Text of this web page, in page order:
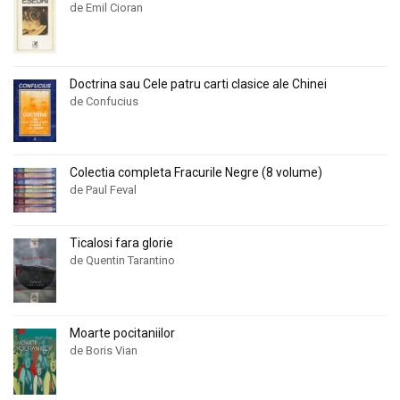
Max Gallo
Mehmet Ali Ekrem
Michael A. Palmer
Michel Balard
Michel Senellart
Mihai Albu
Mihai Eminescu
Mihai Gheorghe Andries
Mihai Martis
Mihai Oprițescu
Mihai Ungheanu
Max Gallo
Mehmet Ali Ekrem
Michael A. Palmer
Michel Balard
Michel Senellart
Mihai Albu
Mihai Eminescu
Mihai Gheorghe Andries
Mihai Martis
Mihai Oprițescu
Mihai Ungheanu
de Emil Cioran
Doctrina sau Cele patru carti clasice ale Chinei
de Confucius
Colectia completa Fracurile Negre (8 volume)
de Paul Feval
Ticalosi fara glorie
de Quentin Tarantino
Moarte pocitaniilor
de Boris Vian